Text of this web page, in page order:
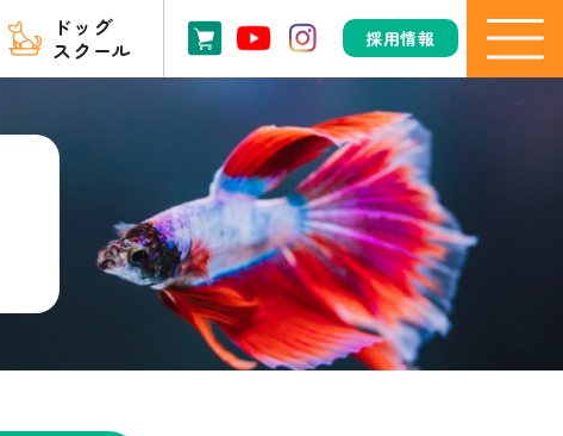
ドッグ
スクール
採用情報